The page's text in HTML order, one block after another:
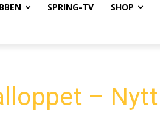
SPRING-TV SHOP
– Nytt